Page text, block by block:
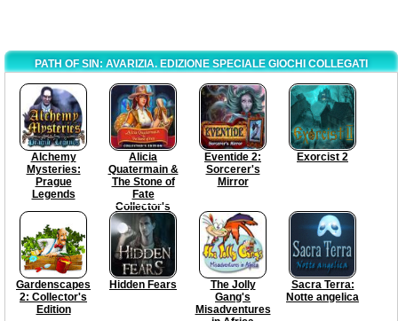
PATH OF SIN: AVARIZIA. EDIZIONE SPECIALE GIOCHI COLLEGATI
Alchemy
Mysteries:
Prague
Legends
Alicia
Quatermain &
The Stone of
Fate
Collector's
Edition
Eventide 2:
Sorcerer's
Mirror
Exorcist 2
Gardenscapes
2: Collector's
Edition
Hidden Fears
The Jolly
Gang's
Misadventures
Sacra Terra:
Notte angelica